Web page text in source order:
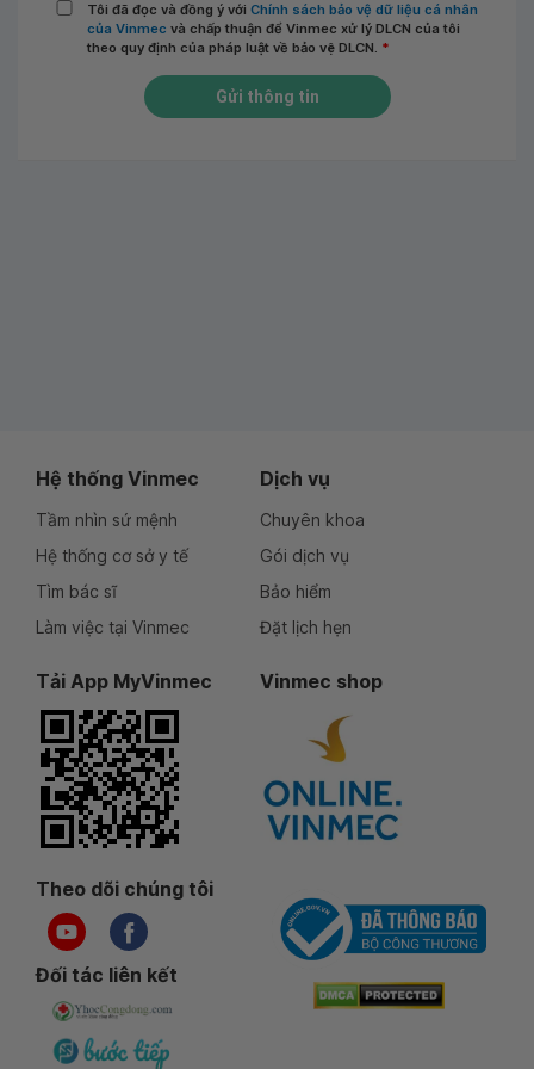
Tôi đã đọc và đồng ý với Chính sách bảo vệ dữ liệu cá nhân
của Vinmec và chấp thuận để Vinmec xử lý DLCN của tôi
theo quy định của pháp luật về bảo vệ DLCN. *
Gửi thông tin
Hệ thống Vinmec
Tầm nhìn sứ mệnh
Hệ thống cơ sở y tế
Tìm bác sĩ
Làm việc tại Vinmec
Dịch vụ
Chuyên khoa
Gói dịch vụ
Bảo hiểm
Đặt lịch hẹn
Tải App MyVinmec Vinmec shop
Theo dõi chúng tôi
Đối tác liên kết